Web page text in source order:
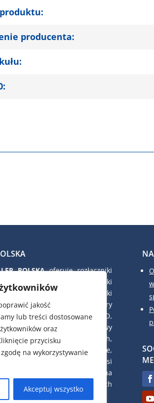
jakość
lub treści dostosowane
oraz
przycisku
na wykorzystywanie
Akceptuj wszystko
producenta:
POLSKAoferuje rozłączniki
i listwowe, rozłączniki
topikowe nn i SN, ograniczniki
CITEL, kondensatory
filtrujące firmy FRAKO,
i TRAFO, obudowy
kablowych i pomiarowych,
przekładniki prądowe,
sieci elektrycznej, etc. Nasi
w doborze urządzeń na
schematów elektrycznych
klientów.